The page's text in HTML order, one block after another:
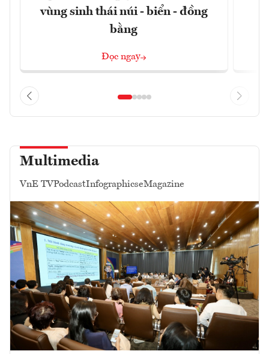
vùng sinh thái núi - biển - đồng
bằng
Đọc ngay
Multimedia
VnE TVPodcastInfographicseMagazine